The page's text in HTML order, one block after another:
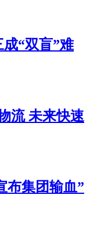
“双盲”难
流 未来快速
布集团输血”